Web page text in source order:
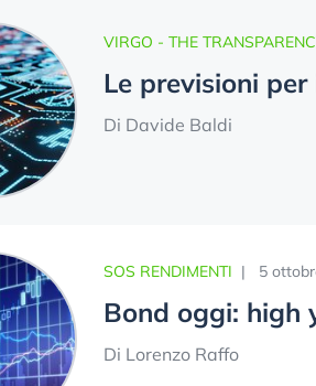
VIRGO - THE
Le previsioni
Di Davide Baldi
SOS RENDIMENTI | 5
Bond oggi: high
Di Lorenzo Raffo